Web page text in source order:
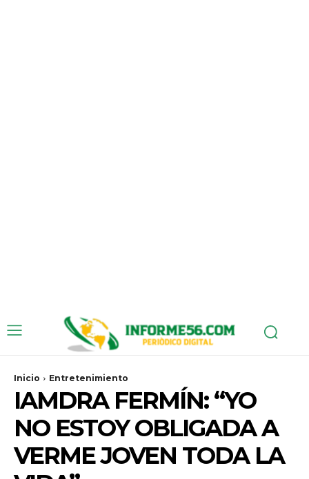
Inicio Entretenimiento
IAMDRA FERMÍN: “YO
NO ESTOY OBLIGADA A
VERME JOVEN TODA LA